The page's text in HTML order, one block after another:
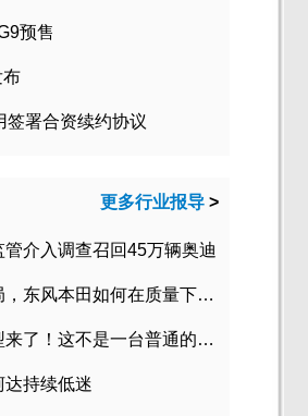
预售
布
签署合资续约协议
更多行业报导 >
介入调查召回45万辆奥迪
加速新能源产品布局，东风本田如何在质量下转型？
本田的首款插混车型来了！这不是一台普通的CR-V
持续低迷